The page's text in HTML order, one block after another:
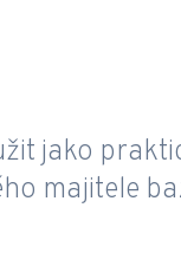
jako
majitele